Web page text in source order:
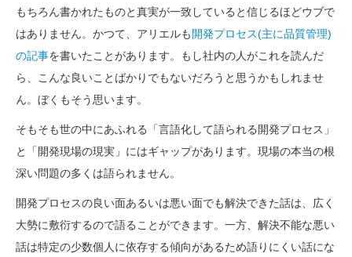
もちろん書かれたものと真実が一致していると信じるほどウブで
はありません。かつて、アリエルも開発プロセス(主に品質管理)
の記事を書いたことがあります。もし社内の人がこれを読んだ
ら、こんな良いことばかりでもないだろうと思うかもしれませ
ん。ぼくもそう思います。
そもそも世の中にあふれる「言語化して語られる開発プロセス」
と「開発現場の現実」にはギャップがあります。現場の本当の根
深い問題の多くは語られません。
開発プロセスの良い面あるいは悪い面でも解決できた話は、広く
大勢に敷衍するので語ることができます。一方、解決不能な悪い
話は特定の少数個人に依存する傾向があるため語りにくい話にな